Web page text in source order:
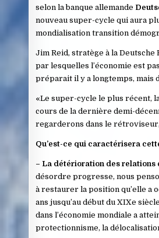
selon la banque allemande
nouveau super-cycle qui aura
mondialisation transition
Jim Reid, stratège à la
par lesquelles l’économie est
préparait il y a longtemps, mais
«Le super-cycle le plus récent,
cours de la dernière demi-
regarderons dans le
Qu’est-ce qui caractérisera
– La détérioration des relations
désordre progresse, nous
à restaurer la position qu’elle a
ans jusqu’au début du XIXe
dans l’économie mondiale a
protectionnisme, la